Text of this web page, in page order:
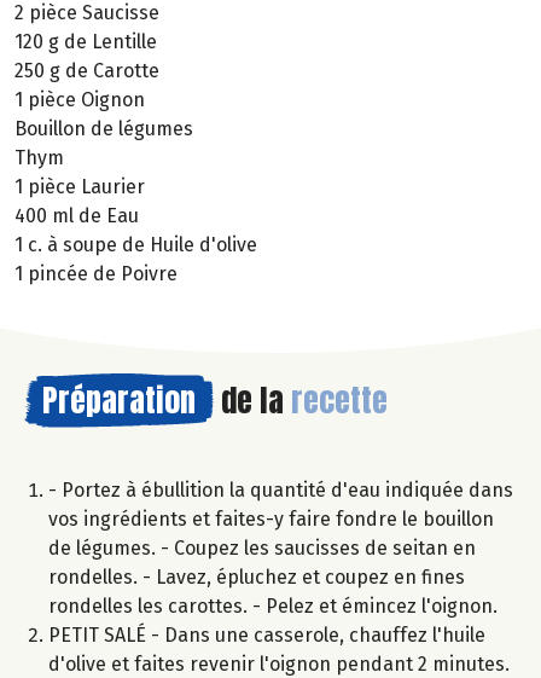
2 pièce Saucisse
120 g de Lentille
250 g de Carotte
1 pièce Oignon
Bouillon de légumes
Thym
1 pièce Laurier
400 ml de Eau
1 c. à soupe de Huile d'olive
1 pincée de Poivre
Préparation de la recette
- Portez à ébullition la quantité d'eau indiquée dans
vos ingrédients et faites-y faire fondre le bouillon
de légumes. - Coupez les saucisses de seitan en
rondelles. - Lavez, épluchez et coupez en fines
rondelles les carottes. - Pelez et émincez l'oignon.
PETIT SALÉ - Dans une casserole, chauffez l'huile
d'olive et faites revenir l'oignon pendant 2 minutes.